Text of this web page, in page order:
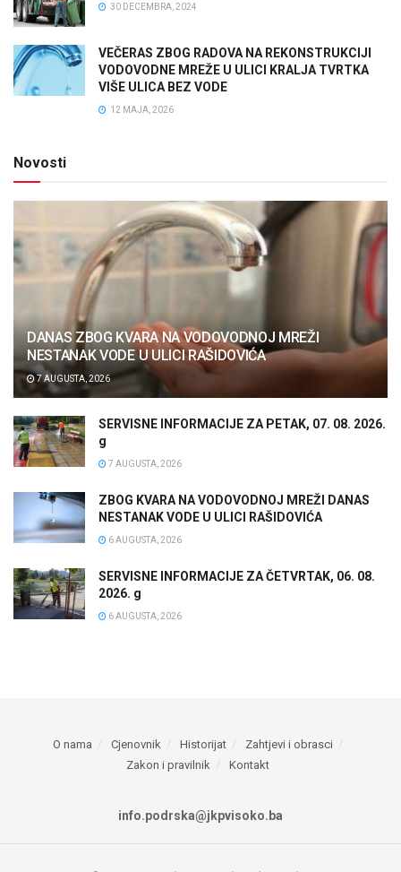
30 DECEMBRA, 2024
VEČERAS ZBOG RADOVA NA REKONSTRUKCIJI
VODOVODNE MREŽE U ULICI KRALJA TVRTKA
VIŠE ULICA BEZ VODE
12 MAJA, 2026
Novosti
DANAS ZBOG KVARA NA VODOVODNOJ MREŽI
NESTANAK VODE U ULICI RAŠIDOVIĆA
7 AUGUSTA, 2026
SERVISNE INFORMACIJE ZA PETAK, 07. 08. 2026.
g
7 AUGUSTA, 2026
ZBOG KVARA NA VODOVODNOJ MREŽI DANAS
NESTANAK VODE U ULICI RAŠIDOVIĆA
6 AUGUSTA, 2026
SERVISNE INFORMACIJE ZA ČETVRTAK, 06. 08.
2026. g
6 AUGUSTA, 2026
O nama Cjenovnik Historijat
Zahtjevi i obrasci
Zakon i pravilnik
Kontakt
info.podrska@jkpvisoko.ba